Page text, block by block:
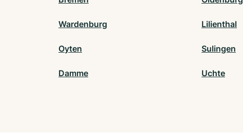
Wardenburg Lilienthal
Oyten Sulingen
Damme Uchte